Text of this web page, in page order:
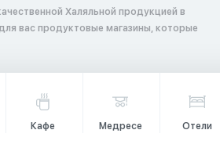
Халяльной продукцией в
вас продуктовые магазины, которые
Кафе Медресе Отели